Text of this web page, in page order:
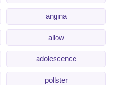
angina
allow
adolescence
pollster